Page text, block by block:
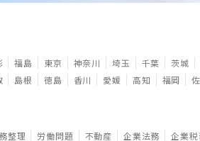
福島 東京 神奈川 埼玉 千葉 茨城
島根 徳島 香川 愛媛 高知 福岡
整理 労働問題 不動産 企業法務 企業